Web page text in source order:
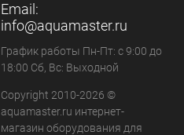
Email:
info@aquamaster.ru
График работы Пн-Пт: с 9:00 до
18:00 Сб, Вс: Выходной
Copyright 2010-2026 ©
aquamaster.ru интернет-
магазин оборудования для